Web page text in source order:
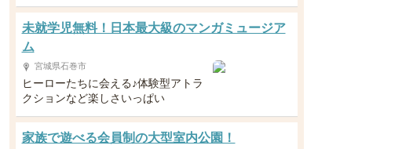
未就学児無料！日本最大級のマンガミュージア
ム
宮城県石巻市
ヒーローたちに会える♪体験型アトラ
クションなど楽しさいっぱい
家族で遊べる会員制の大型室内公園！